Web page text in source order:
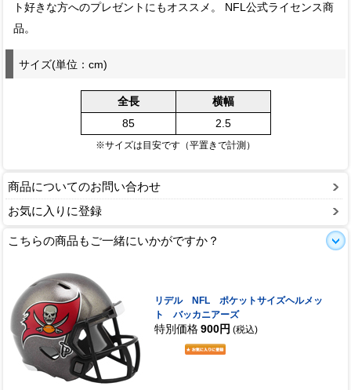
ト好きな方へのプレゼントにもオススメ。 NFL公式ライセンス商
品。
サイズ(単位：cm)
全長
横幅
85
2.5
※サイズは目安です（平置きで計測）
商品についてのお問い合わせ
お気に入りに登録
こちらの商品もご一緒にいかがですか？
リデル NFL ポケットサイズヘルメッ
ト バッカニアーズ
特別価格 900円 (税込)